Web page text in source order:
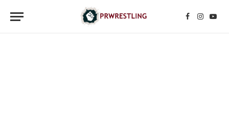
Facebook